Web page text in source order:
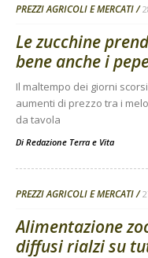
PREZZI AGRICOLI E MERCATI
Le zucchine
bene anche i
Il maltempo dei giorni
aumenti di prezzo tra i
da tavola
Di Redazione Terra e Vita
PREZZI AGRICOLI E MERCATI
Alimentazione
diffusi rialzi su